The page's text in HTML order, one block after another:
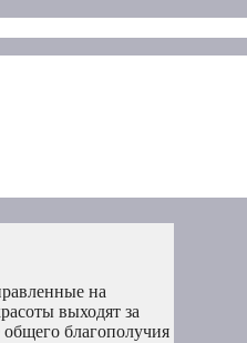
на
выходят за
благополучия